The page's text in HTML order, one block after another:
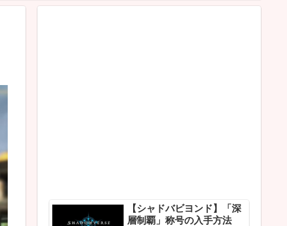
【シャドバビヨンド】「深
層制覇」称号の入手方法